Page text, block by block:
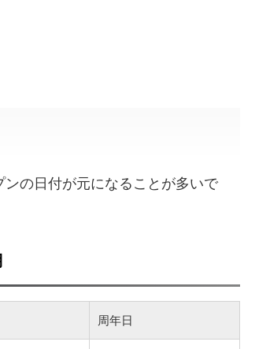
の日付が元になることが多いで
周年日